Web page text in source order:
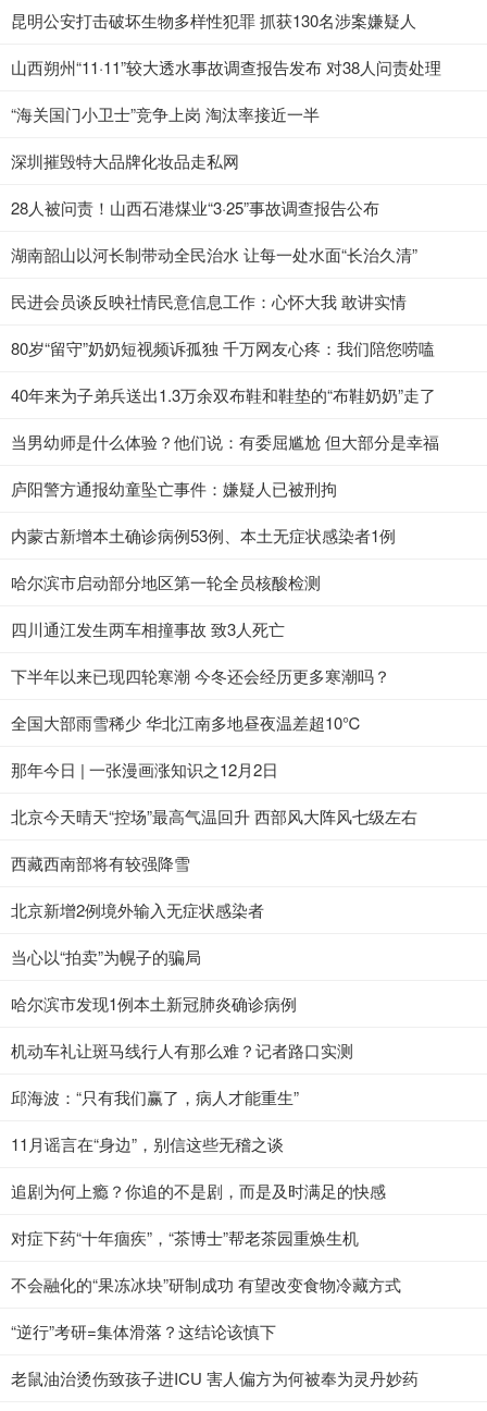
昆明公安打击破坏生物多样性犯罪 抓获130名涉案嫌疑人
山西朔州“11·11”较大透水事故调查报告发布 对38人问责处理
“海关国门小卫士”竞争上岗 淘汰率接近一半
深圳摧毁特大品牌化妆品走私网
28人被问责！山西石港煤业“3·25”事故调查报告公布
湖南韶山以河长制带动全民治水 让每一处水面“长治久清”
民进会员谈反映社情民意信息工作：心怀大我 敢讲实情
80岁“留守”奶奶短视频诉孤独 千万网友心疼：我们陪您唠嗑
40年来为子弟兵送出1.3万余双布鞋和鞋垫的“布鞋奶奶”走了
当男幼师是什么体验？他们说：有委屈尴尬 但大部分是幸福
庐阳警方通报幼童坠亡事件：嫌疑人已被刑拘
内蒙古新增本土确诊病例53例、本土无症状感染者1例
哈尔滨市启动部分地区第一轮全员核酸检测
四川通江发生两车相撞事故 致3人死亡
下半年以来已现四轮寒潮 今冬还会经历更多寒潮吗？
全国大部雨雪稀少 华北江南多地昼夜温差超10℃
那年今日 | 一张漫画涨知识之12月2日
北京今天晴天“控场”最高气温回升 西部风大阵风七级左右
西藏西南部将有较强降雪
北京新增2例境外输入无症状感染者
当心以“拍卖”为幌子的骗局
哈尔滨市发现1例本土新冠肺炎确诊病例
机动车礼让斑马线行人有那么难？记者路口实测
邱海波：“只有我们赢了，病人才能重生”
11月谣言在“身边”，别信这些无稽之谈
追剧为何上瘾？你追的不是剧，而是及时满足的快感
对症下药“十年痼疾”，“茶博士”帮老茶园重焕生机
不会融化的“果冻冰块”研制成功 有望改变食物冷藏方式
“逆行”考研=集体滑落？这结论该慎下
老鼠油治烫伤致孩子进ICU 害人偏方为何被奉为灵丹妙药